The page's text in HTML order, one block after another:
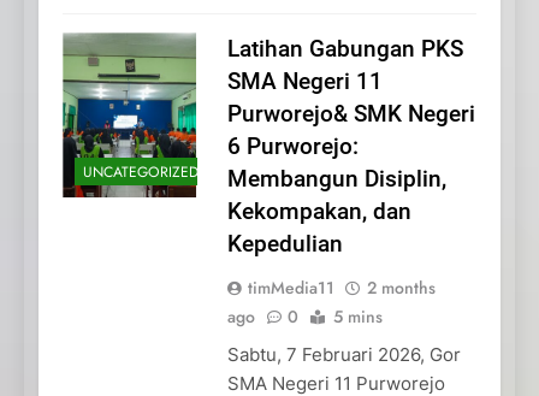
UNCATEGORIZED
Latihan Gabungan PKS
SMA Negeri 11
Purworejo& SMK Negeri
6 Purworejo:
Membangun Disiplin,
Kekompakan, dan
Kepedulian
timMedia11
2 months
ago
0 5 mins
Sabtu, 7 Februari 2026, Gor
SMA Negeri 11 Purworejo